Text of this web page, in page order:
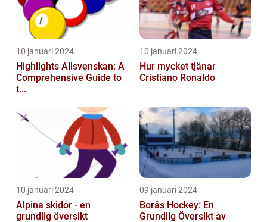
10 januari 2024
Highlights Allsvenskan: A
Comprehensive Guide to
t...
10 januari 2024
Hur mycket tjänar
Cristiano Ronaldo
10 januari 2024
Alpina skidor - en
grundlig översikt
09 januari 2024
Borås Hockey: En
Grundlig Översikt av